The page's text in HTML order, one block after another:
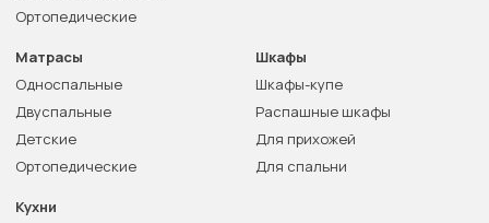
Ортопедические
Матрасы
Односпальные
Двуспальные
Детские
Ортопедические
Шкафы
Шкафы-купе
Распашные шкафы
Для прихожей
Для спальни
Кухни